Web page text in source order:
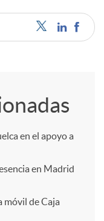
en el apoyo a
en Madrid
móvil de Caja